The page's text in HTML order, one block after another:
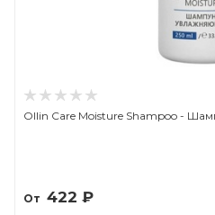
Ollin Care Moisture Shampoo -
От 422 ₽